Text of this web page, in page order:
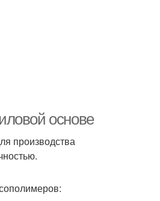
основе
производства